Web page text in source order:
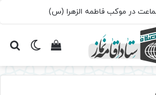
جماعت در موکب فاطمه الزهرا (س)
تغییرمشاهده